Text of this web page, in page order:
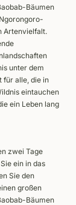
Bäumen
Artenvielfalt.
unter dem
für alle, die in
eintauchen
ein Leben lang
zwei Tage
ein in das
Sie den
großen
Bäumen